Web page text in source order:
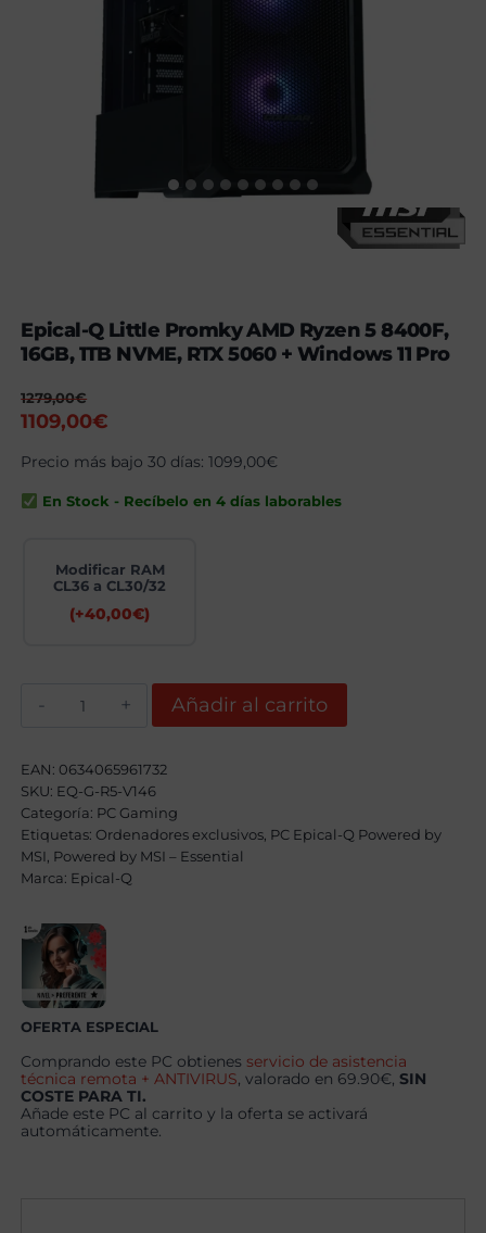
Epical-Q Little Promky AMD Ryzen 5 8400F,
16GB, 1TB NVME, RTX 5060 + Windows 11 Pro
1279,00€
El
original
era:
1279,00€.
1109,00€
actual
es:
Precio más bajo 30 días:1099,00€
En Stock - Recíbelo en 4 días laborables
Modificar RAM
CL36 a CL30/32
(+40,00€)
AMD
Ryzen
5
8400F,
16GB,
NVME,
RTX
Windows
11
Pro
cantidad
Añadir al carrito
EAN: 0634065961732
SKU: EQ-G-R5-V146
Categoría: PC Gaming
Etiquetas: Ordenadores exclusivos PC Epical-Q Powered by
MSI Powered by MSI – Essential
Marca: Epical-Q
OFERTA ESPECIAL
Comprando este PC obtienes servicio de asistencia
técnica remota + ANTIVIRUS , valorado en 69.90€,SIN
COSTE PARA TI.
Añade este PC al carrito y la oferta se activará
automáticamente.